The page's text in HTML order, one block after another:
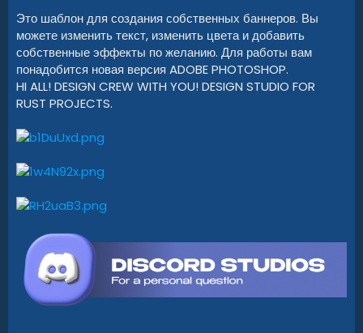
я
Это шаблон для создания собственных баннеров. Вы
можете изменить текст, изменить цвета и добавить
собственные эффекты по желанию. Для работы вам
понадобится новая версия ADOBE PHOTOSHOP.
HI ALL! DESIGN CREW WITH YOU! DESIGN STUDIO FOR
RUST PROJECTS.